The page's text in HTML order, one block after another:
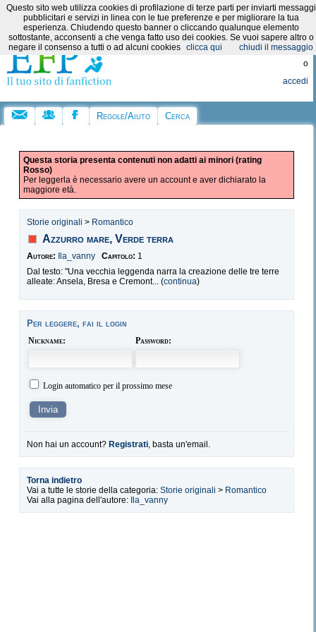
Categorie:
Registrati
o
accedi
Regole/Aiuto Cerca
Questa storia presenta contenuti non adatti ai minori (rating
Rosso)
Per leggerla è necessario avere un account e aver dichiarato la
maggiore età.
Storie originali > Romantico
Azzurro mare, Verde terra
Autore: Ila_vanny Capitolo: 1
Dal testo: "Una vecchia leggenda narra la creazione delle tre terre
alleate: Ansela, Bresa e Cremont... (continua)
Per leggere, fai il login
Nickname: Password:
Login automatico per il prossimo mese
Non hai un account? Registrati, basta un'email.
Torna indietro
Vai a tutte le storie della categoria: Storie originali > Romantico
Vai alla pagina dell'autore:
Ila_vanny
Questo sito web utilizza cookies di profilazione di terze parti per inviarti messaggi
pubblicitari e servizi in linea con le tue preferenze e per migliorare la tua
esperienza. Chiudendo questo banner o cliccando qualunque elemento
sottostante, acconsenti a che venga fatto uso dei cookies. Se vuoi sapere altro o
negare il consenso a tutti o ad alcuni cookies clicca qui chiudi il messaggio